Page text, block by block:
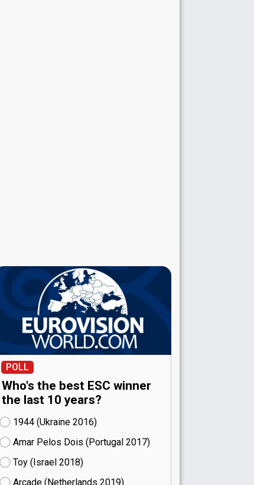
POLL
Who's the best ESC winner
the last 10 years?
1944 (Ukraine
16)
Amar Pelos Dois (Portugal
17)
Toy (Israel
18)
Arcade (Netherlands
19)